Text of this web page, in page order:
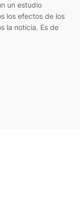
un estudio
los efectos de los
la noticia. Es de